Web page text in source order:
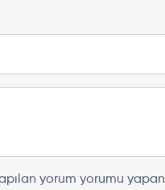
yorum yorumu yapan